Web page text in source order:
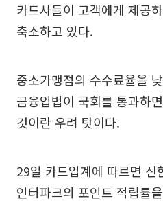
카드사들이 고객에게 제공
축소하고 있다.
중소가맹점의 수수료율을
금융업법이 국회를 통과하
것이란 우려 탓이다.
29일 카드업계에 따르면 신
인터파크의 포인트 적립률